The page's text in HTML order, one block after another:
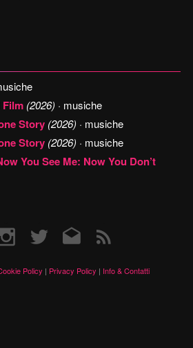
Film (2026) · musiche
Story (2026) · musiche
Story (2026) · musiche
You See Me: Now You Don’t
Policy | Privacy Policy | Info & Contatti